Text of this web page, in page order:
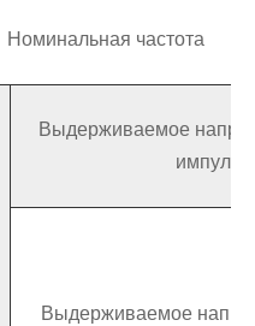
Номинальная частота
Выдерживаемое
Выдерживаемое